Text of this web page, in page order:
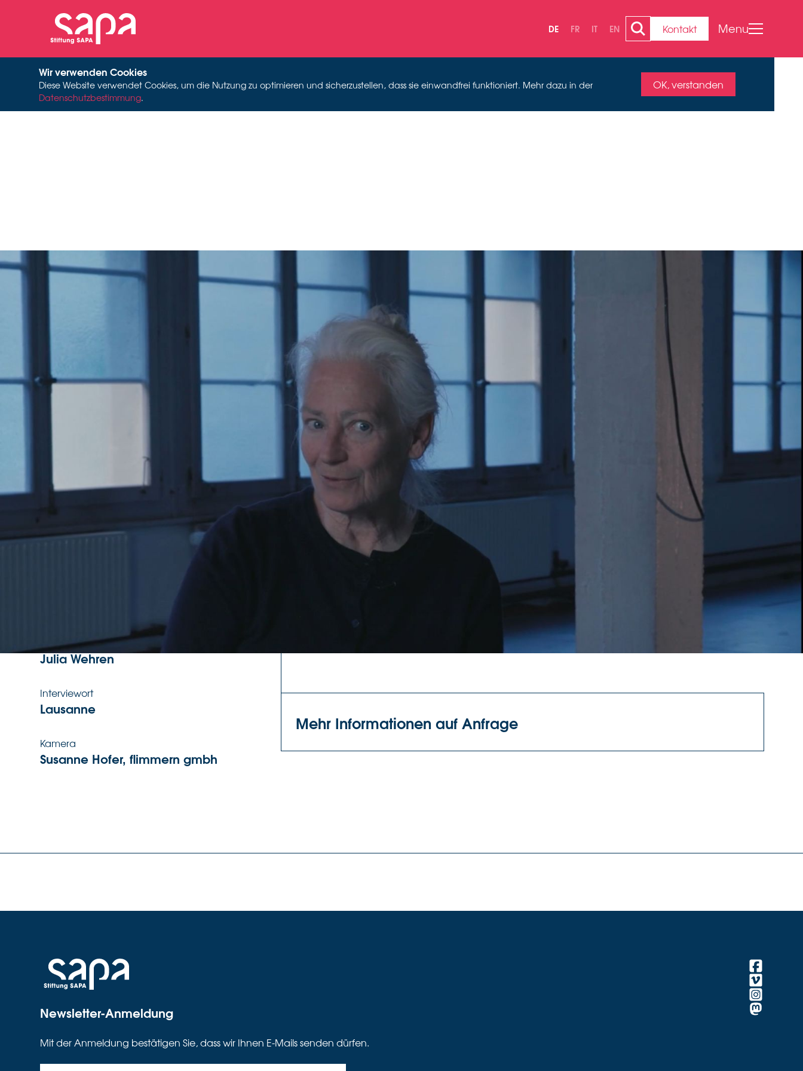
DE FR IT EN Kontakt Menu
Wir verwenden Cookies
Diese Website verwendet Cookies, um die Nutzung zu optimieren und sicherzustellen, dass sie einwandfrei funktioniert. Mehr dazu in der
Datenschutzbestimmung.
OK, verstanden
Geburtsdatum
Interviewdauer
3 Stunden 48 Minuten
Zeitpunkt Interview
Interviewer:in
Julia Wehren
Interviewort
Lausanne
Kamera
Susanne Hofer, flimmern gmbh
Diane Decker absolvierte ihre Ausbildung in Lausanne und in den USA, unter anderem bei
Martha Graham, Merce Cunningham und Alvin Ailey. Ab 1975 war sie in Lausanne und
Genf tätig und entwickelte neben ihrer eigenen choreografischen Arbeit zahlreiche
Projekte mit anderen Tanz- und Kulturschaffenden wie Philippe Saire, Laura Tanner,
Dominique Genton und Pascal Auberson.
Gemeinsam mit Noemi Lapzeson und Armand Deladoey gründete sie 1989 die
Compagnie Vertical Danse
, bei der sie als Tänzerin und Choreografin wirkte. 1992 verliess
Decker die Kompanie, die anschliessend von Noemi Lapzeson weitergeführt wurde.
Seit 1975 unterrichtet Diane Decker zeitgenössischen Tanz und präsidierte von 1993 bis
1999 die
Association Vaudoise de Danse Contemporaine (AVDC)
. 1979 wurde sie mit
dem 1. Preis beim Concours international de chorégraphie in Nyon für das Stück
mit Dominique Genton ausgezeichnet. 1988 erhielt sie den Prix jeunes créateurs de
la Fondation vaudoise.
Die Arbeit von Diane Decker ist ein bedeutender Teil der Tanzszene im Kanton Waadt und
in Genf seit den 1980er Jahren und markiert den Beginn des zeitgenössischen
Tanzschaffens in der Romandie.
Mehr Informationen auf Anfrage
Newsletter-Anmeldung
Mit der Anmeldung bestätigen Sie, dass wir Ihnen E-Mails senden dürfen.